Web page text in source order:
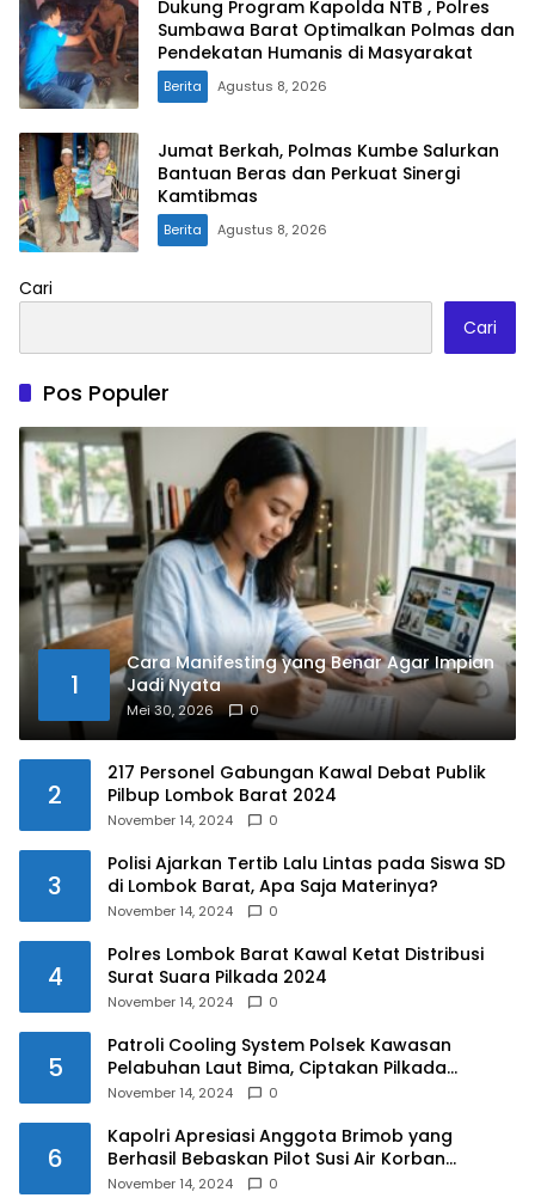
Dukung Program Kapolda NTB , Polres
Sumbawa Barat Optimalkan Polmas dan
Pendekatan Humanis di Masyarakat
Berita Agustus 8, 2026
Jumat Berkah, Polmas Kumbe Salurkan
Bantuan Beras dan Perkuat Sinergi
Kamtibmas
Berita Agustus 8, 2026
Cari
Cari
Pos Populer
1
Cara Manifesting yang Benar Agar Impian
Jadi Nyata
Mei 30, 2026 0
2
217 Personel Gabungan Kawal Debat Publik
Pilbup Lombok Barat 2024
November 14, 2024 0
3
Polisi Ajarkan Tertib Lalu Lintas pada Siswa SD
di Lombok Barat, Apa Saja Materinya?
November 14, 2024 0
4
Polres Lombok Barat Kawal Ketat Distribusi
Surat Suara Pilkada 2024
November 14, 2024 0
5
Patroli Cooling System Polsek Kawasan
Pelabuhan Laut Bima, Ciptakan Pilkada
Serentak 2024 yang Aman dan Damai
November 14, 2024 0
6
Kapolri Apresiasi Anggota Brimob yang
Berhasil Bebaskan Pilot Susi Air Korban
Penyanderaan KKB
November 14, 2024 0